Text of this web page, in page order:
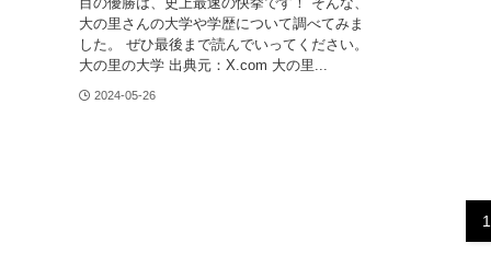
大の里さんの大学や学歴について調べてみま
した。 ぜひ最後まで読んでいってください。
大の里の大学 出典元：X.com 大の里...
2024-05-26
1